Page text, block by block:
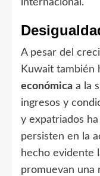
internacional.
A pesar del
Kuwait también
económica a la
ingresos y
y expatriados
persisten en la
hecho evidente
promuevan una